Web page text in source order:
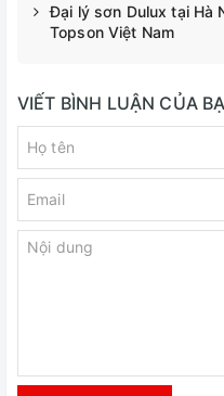
Đại lý sơn Dulux tại Hà
Topson Việt Nam
VIẾT BÌNH LUẬN CỦA